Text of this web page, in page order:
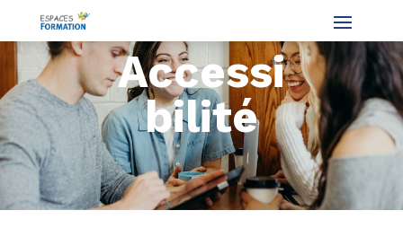
Accessi
bilité